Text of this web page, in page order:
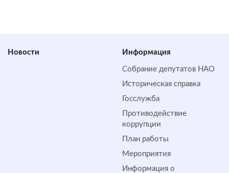
Новости Информация
Собрание депутатов НАО
Историческая справка
Госслужба
Противодействие
коррупции
План работы
Мероприятия
Информация о